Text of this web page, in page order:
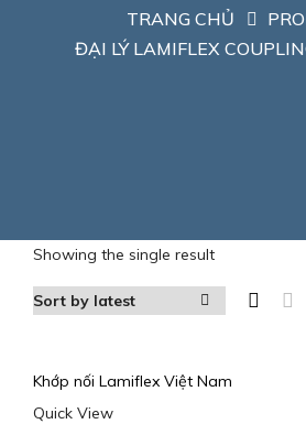
TRANG CHỦ
ĐẠI LÝ LAMIFLEX
Showing the single result
Khớp nối Lamiflex Việt Nam
Quick View